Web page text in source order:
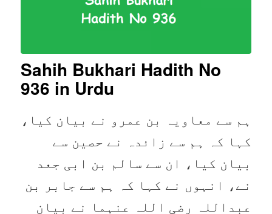
Sahih Bukhari Hadith No
936 in Urdu
ہم سے معاویہ بن عمرو نے بیان کیا،
کہا کہ ہم سے زائدہ نے حصین سے
بیان کیا، ان سے سالم بن ابی جعد
نے، انہوں نے کہا کہ ہم سے جابر بن
عبداللہ رضی اللہ عنہما نے بیان